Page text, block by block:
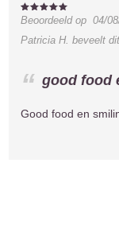
Beoordeeld op04/
Patricia H. beveelt
good food
Good food en